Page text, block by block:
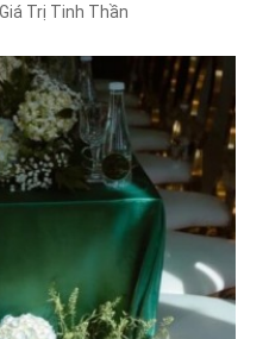
Trị Tinh Thần